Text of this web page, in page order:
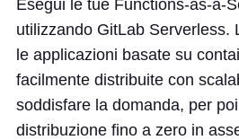
Esegui le tue Functions-as-a-
utilizzando GitLab Serverless.
le applicazioni basate su
facilmente distribuite con
soddisfare la domanda, per
distribuzione fino a zero in